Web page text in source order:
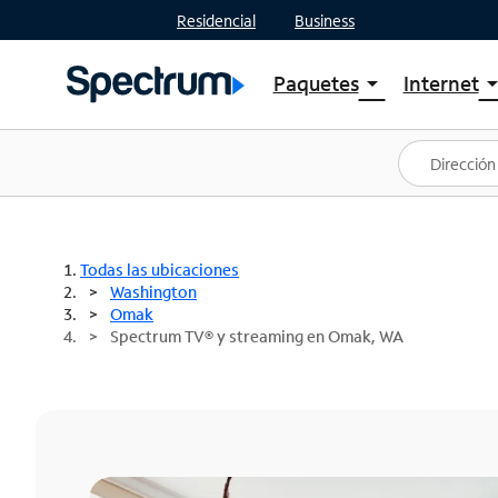
Residencial Business
Paquetesarrow_drop_down
Ver paquetes
Spectrum One
Mejores ofertas
Internetarrow_drop_down
Planes
Todas las ubicaciones
Washington
Omak
Spectrum TV® y streaming en Omak, WA